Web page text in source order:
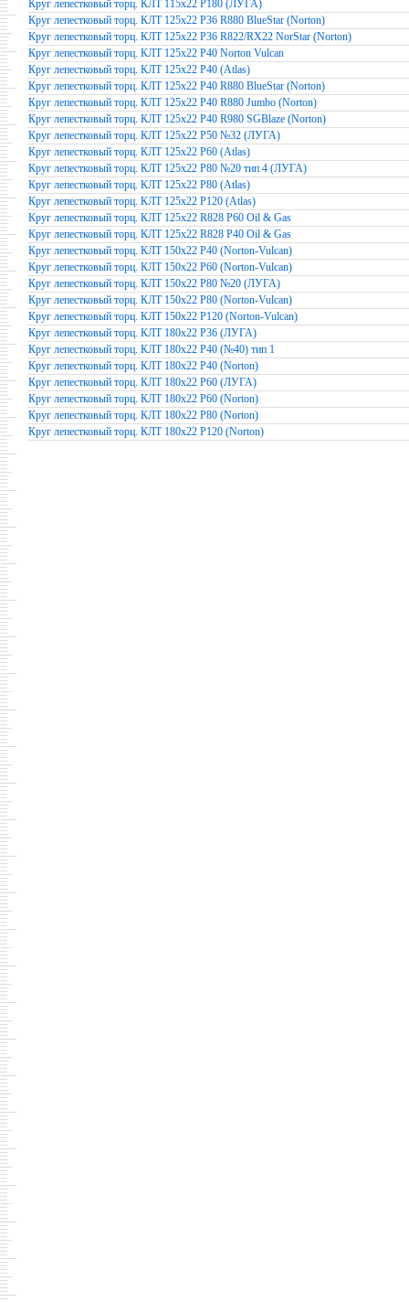
Круг лепестковый торц. КЛТ 115х22 Р180 (ЛУГА)
Круг лепестковый торц. КЛТ 125х22 Р36 R880 BlueStar (Norton)
Круг лепестковый торц. КЛТ 125х22 Р36 R822/RX22 NorStar (Norton)
Круг лепестковый торц. КЛТ 125х22 Р40 Norton Vulcan
Круг лепестковый торц. КЛТ 125х22 Р40 (Atlas)
Круг лепестковый торц. КЛТ 125х22 Р40 R880 BlueStar (Norton)
Круг лепестковый торц. КЛТ 125х22 Р40 R880 Jumbo (Norton)
Круг лепестковый торц. КЛТ 125х22 Р40 R980 SGBlaze (Norton)
Круг лепестковый торц. КЛТ 125х22 Р50 №32 (ЛУГА)
Круг лепестковый торц. КЛТ 125х22 Р60 (Atlas)
Круг лепестковый торц. КЛТ 125х22 Р80 №20 тип 4 (ЛУГА)
Круг лепестковый торц. КЛТ 125х22 Р80 (Atlas)
Круг лепестковый торц. КЛТ 125х22 Р120 (Atlas)
Круг лепестковый торц. КЛТ 125x22 R828 P60 Oil & Gas
Круг лепестковый торц. КЛТ 125x22 R828 P40 Oil & Gas
Круг лепестковый торц. КЛТ 150х22 Р40 (Norton-Vulcan)
Круг лепестковый торц. КЛТ 150х22 Р60 (Norton-Vulcan)
Круг лепестковый торц. КЛТ 150х22 Р80 №20 (ЛУГА)
Круг лепестковый торц. КЛТ 150х22 Р80 (Norton-Vulcan)
Круг лепестковый торц. КЛТ 150х22 Р120 (Norton-Vulcan)
Круг лепестковый торц. КЛТ 180х22 Р36 (ЛУГА)
Круг лепестковый торц. КЛТ 180х22 Р40 (№40) тип 1
Круг лепестковый торц. КЛТ 180х22 Р40 (Norton)
Круг лепестковый торц. КЛТ 180х22 Р60 (ЛУГА)
Круг лепестковый торц. КЛТ 180х22 Р60 (Norton)
Круг лепестковый торц. КЛТ 180х22 Р80 (Norton)
Круг лепестковый торц. КЛТ 180х22 Р120 (Norton)